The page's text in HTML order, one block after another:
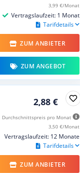
3,99 €/Monat
Vertragslaufzeit: 1 Monat
Tarifdetails
ZUM ANBIETER
ZUM ANGEBOT
2,88 €
Durchschnittspreis pro Monat
3,50 €/Monat
Vertragslaufzeit: 12 Monate
Tarifdetails
ZUM ANBIETER